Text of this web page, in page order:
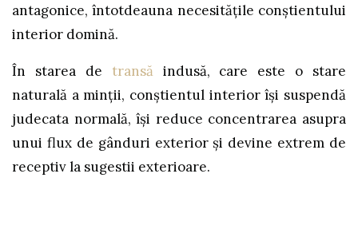
antagonice, întotdeauna necesităţile conştientului
interior domină.
În starea de transăindusă, care este o stare
naturală a minţii, conştientul interior îşi suspendă
judecata normală, îşi reduce concentrarea asupra
unui flux de gânduri exterior şi devine extrem de
receptiv la sugestii exterioare.